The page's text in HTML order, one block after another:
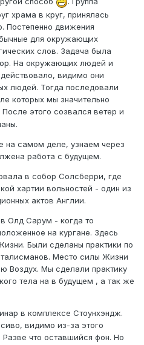
храма в круг, принялась
Постепенно движения
для окружающих
слов. Задача была
На окружающих людей и
видимо они
людей. Тогда последовали
которых мы значительно
После этого созвался ветер и
на самом деле, узнаем через
работа с будущем.
в собор Солсберри, где
хартии вольностей - один из
актов Англии.
Олд Сарум - когда то
на кургане. Здесь
Были сделаны практики по
Место силы Жизни
Воздух. Мы сделали практику
тела на в будущем , а так же
в комплексе Стоунхэндж.
видимо из-за этого
. Разве что оставшийся фон. Но